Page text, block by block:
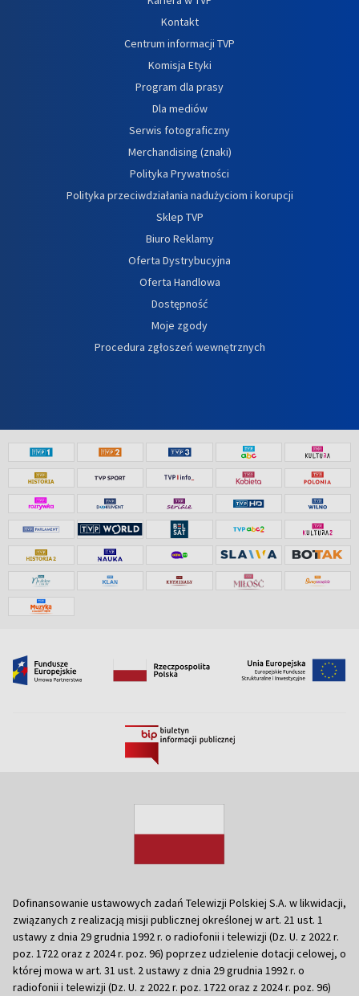
Kontakt
Centrum informacji TVP
Komisja Etyki
Program dla prasy
Dla mediów
Serwis fotograficzny
Merchandising (znaki)
Polityka Prywatności
Polityka przeciwdziałania nadużyciom i korupcji
Sklep TVP
Biuro Reklamy
Oferta Dystrybucyjna
Oferta Handlowa
Dostępność
Moje zgody
Procedura zgłoszeń wewnętrznych
Dofinansowanie ustawowych zadań Telewizji Polskiej S.A. w likwidacji,
związanych z realizacją misji publicznej określonej w art. 21 ust. 1
ustawy z dnia 29 grudnia 1992 r. o radiofonii i telewizji (Dz. U. z 2022 r.
poz. 1722 oraz z 2024 r. poz. 96) poprzez udzielenie dotacji celowej, o
której mowa w art. 31 ust. 2 ustawy z dnia 29 grudnia 1992 r. o
radiofonii i telewizji (Dz. U. z 2022 r. poz. 1722 oraz z 2024 r. poz. 96)